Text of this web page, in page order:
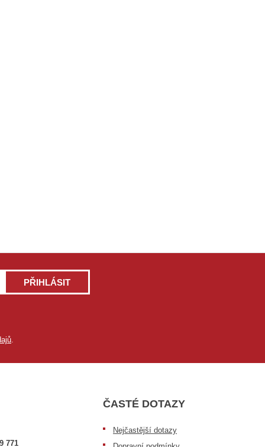
PŘIHLÁSIT
.
771
ČASTÉ DOTAZY
Nejčastější dotazy